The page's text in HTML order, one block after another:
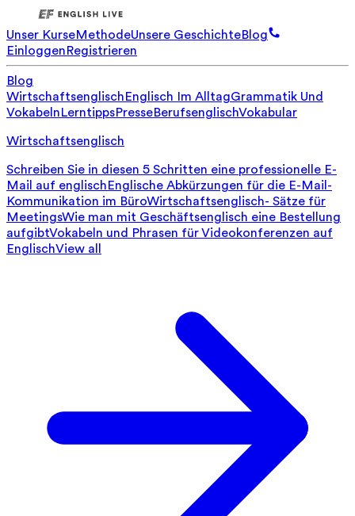
Unser KurseMethodeUnsere GeschichteBlog
EinloggenRegistrieren
Blog
WirtschaftsenglischEnglisch Im AlltagGrammatik Und
VokabelnLerntippsPresseBerufsenglischVokabular
Wirtschaftsenglisch
Schreiben Sie in diesen 5 Schritten eine professionelle E-
Mail auf englischEnglische Abkürzungen für die E-Mail-
Kommunikation im BüroWirtschaftsenglisch- Sätze für
MeetingsWie man mit Geschäftsenglisch eine Bestellung
aufgibtVokabeln und Phrasen für Videokonferenzen auf
EnglischView all